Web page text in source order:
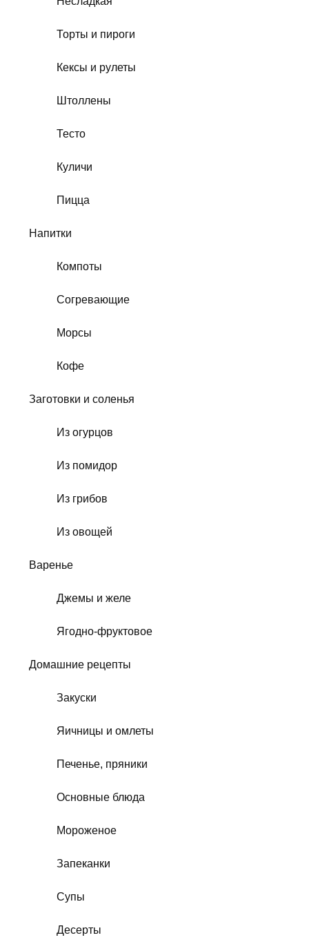
Торты и пироги
Кексы и рулеты
Штоллены
Тесто
Куличи
Пицца
Напитки
Компоты
Согревающие
Морсы
Кофе
Заготовки и соленья
Из огурцов
Из помидор
Из грибов
Из овощей
Варенье
Джемы и желе
Ягодно-фруктовое
Домашние рецепты
Закуски
Яичницы и омлеты
Печенье, пряники
Основные блюда
Мороженое
Запеканки
Супы
Десерты